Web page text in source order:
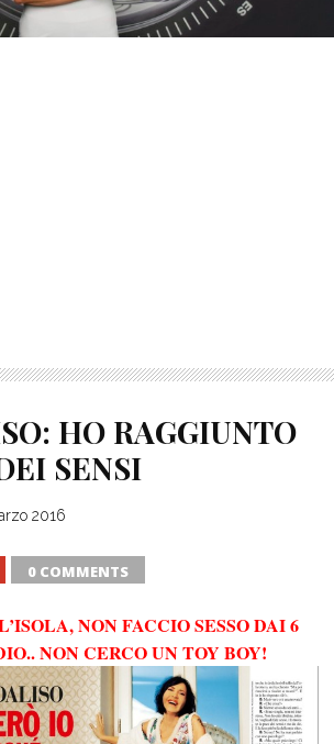
HO RAGGIUNTO
SENSI
2016
0 COMMENTS
NON FACCIO SESSO DAI 6
NON CERCO UN TOY BOY!